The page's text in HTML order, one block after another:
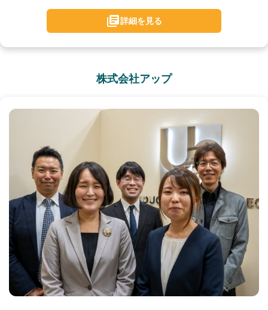
詳細を見る
株式会社アップ